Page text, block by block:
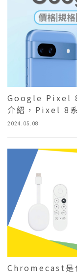
2024.05.08
Google Pixel
介紹，Pixel 8
Chromecast是